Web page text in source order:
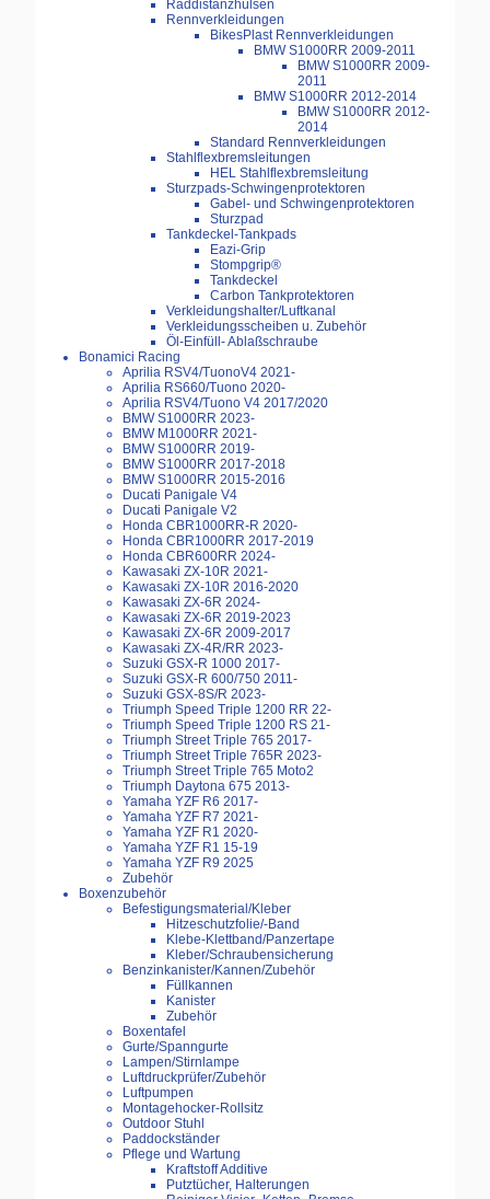
Raddistanzhülsen
Rennverkleidungen
BikesPlast Rennverkleidungen
BMW S1000RR 2009-2011
BMW S1000RR 2009-
2011
BMW S1000RR 2012-2014
BMW S1000RR 2012-
2014
Standard Rennverkleidungen
Stahlflexbremsleitungen
HEL Stahlflexbremsleitung
Sturzpads-Schwingenprotektoren
Gabel- und Schwingenprotektoren
Sturzpad
Tankdeckel-Tankpads
Eazi-Grip
Stompgrip®
Tankdeckel
Carbon Tankprotektoren
Verkleidungshalter/Luftkanal
Verkleidungsscheiben u. Zubehör
Öl-Einfüll- Ablaßschraube
Bonamici Racing
Aprilia RSV4/TuonoV4 2021-
Aprilia RS660/Tuono 2020-
Aprilia RSV4/Tuono V4 2017/2020
BMW S1000RR 2023-
BMW M1000RR 2021-
BMW S1000RR 2019-
BMW S1000RR 2017-2018
BMW S1000RR 2015-2016
Ducati Panigale V4
Ducati Panigale V2
Honda CBR1000RR-R 2020-
Honda CBR1000RR 2017-2019
Honda CBR600RR 2024-
Kawasaki ZX-10R 2021-
Kawasaki ZX-10R 2016-2020
Kawasaki ZX-6R 2024-
Kawasaki ZX-6R 2019-2023
Kawasaki ZX-6R 2009-2017
Kawasaki ZX-4R/RR 2023-
Suzuki GSX-R 1000 2017-
Suzuki GSX-R 600/750 2011-
Suzuki GSX-8S/R 2023-
Triumph Speed Triple 1200 RR 22-
Triumph Speed Triple 1200 RS 21-
Triumph Street Triple 765 2017-
Triumph Street Triple 765R 2023-
Triumph Street Triple 765 Moto2
Triumph Daytona 675 2013-
Yamaha YZF R6 2017-
Yamaha YZF R7 2021-
Yamaha YZF R1 2020-
Yamaha YZF R1 15-19
Yamaha YZF R9 2025
Zubehör
Boxenzubehör
Befestigungsmaterial/Kleber
Hitzeschutzfolie/-Band
Klebe-Klettband/Panzertape
Kleber/Schraubensicherung
Benzinkanister/Kannen/Zubehör
Füllkannen
Kanister
Zubehör
Boxentafel
Gurte/Spanngurte
Lampen/Stirnlampe
Luftdruckprüfer/Zubehör
Luftpumpen
Montagehocker-Rollsitz
Outdoor Stuhl
Paddockständer
Pflege und Wartung
Kraftstoff Additive
Putztücher, Halterungen